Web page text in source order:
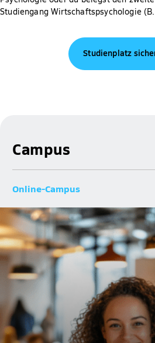
Studiengang Wirtschaftspsychologie
Studienplatz
Campus
Online-Campus